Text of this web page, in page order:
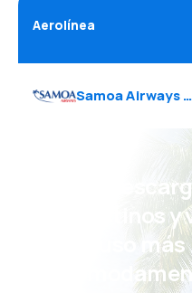
Aerolínea
Samoa Airways(
¡Eh!
eDestinos y
incluso más